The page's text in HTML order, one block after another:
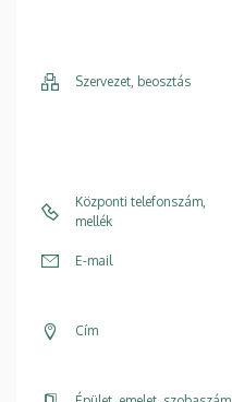
Szervezet, beosztás
Központi telefonszám,
mellék
E-mail
Cím